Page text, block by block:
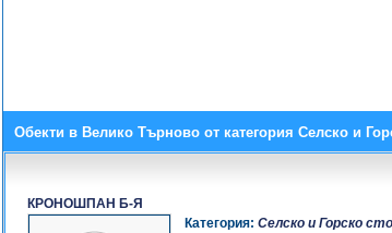
Обекти в Велико Търново от категория Селско и
КРОНОШПАН Б-Я
Категория: Селско и Горско